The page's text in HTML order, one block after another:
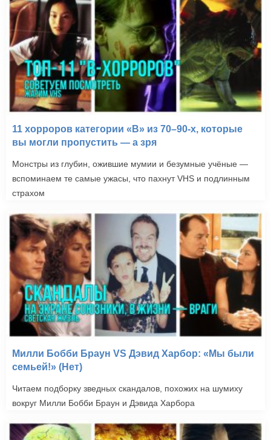
11 хорроров категории «B» из 70–90-х, которые
вы могли пропустить — а зря
Монстры из глубин, ожившие мумии и безумные учёные —
вспоминаем те самые ужасы, что пахнут VHS и подлинным
страхом
Милли Бобби Браун VS Дэвид Харбор: «Мы были
семьей!» (Нет)
Читаем подборку зведных скандалов, похожих на шумиху
вокруг Милли Бобби Браун и Дэвида Харбора